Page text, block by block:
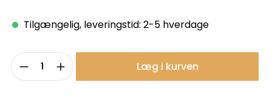
Tilgængelig, leveringstid: 2-5 hverdage
Produktmængde: Indtast det
Læg i kurven